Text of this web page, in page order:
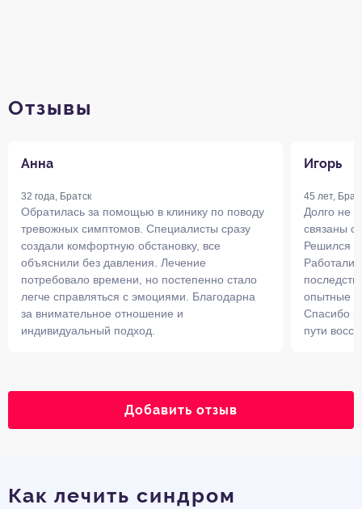
Отзывы
Анна
32 года, Братск
Обратилась за помощью в клинику по поводу
тревожных симптомов. Специалисты сразу
создали комфортную обстановку, все
объяснили без давления. Лечение
потребовало времени, но постепенно стало
легче справляться с эмоциями. Благодарна
за внимательное отношение и
индивидуальный подход.
Игорь
45 лет,
Долго не
связаны с
Решился
Работали
опытные
Спасибо
пути
Добавить отзыв
Как лечить синдром